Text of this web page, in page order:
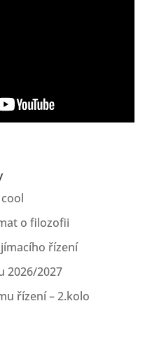
o filozofii
řízení
2026/2027
řízení – 2.kolo